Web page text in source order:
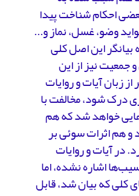
احکام شناخت پیدا
وضو، غسل، نماز و...
این اصل کلی
جمعیت نیز از این
زبان آیات و روایات
درک شود، مخالفت با
خواهد شد که هم
و هم اثرات سوئی بر
در آیات و روایات
اشاره نشده، اما
کلی که بیان شد، قابل